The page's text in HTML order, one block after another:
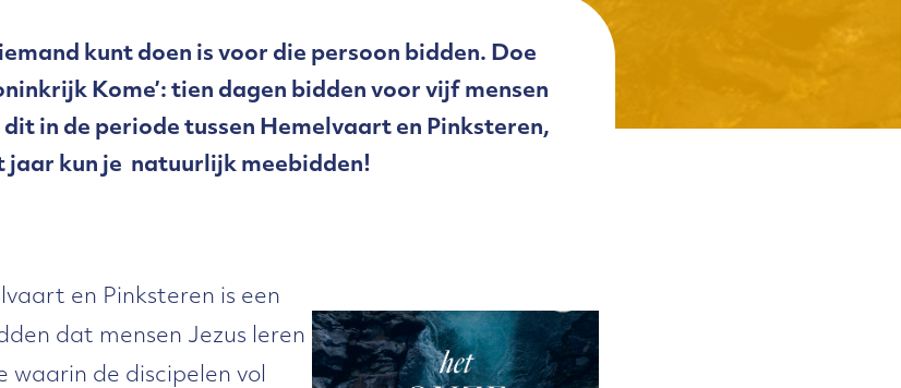
kunt doen is voor die persoon bidden. Doe
Kome’: tien dagen bidden voor vijf mensen
in de periode tussen Hemelvaart en Pinksteren,
jaar kun je natuurlijk meebidden!
en Pinksteren is een
dat mensen Jezus leren
waarin de discipelen vol